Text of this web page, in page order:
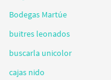
Bodegas Martúe
buitres leonados
buscarla unicolor
cajas nido